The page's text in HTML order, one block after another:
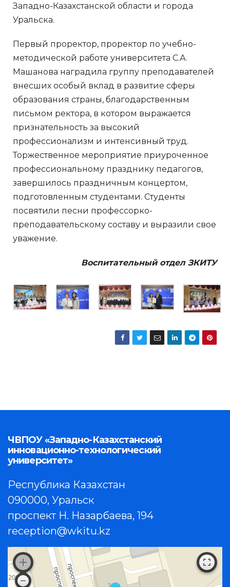
Западно-Казахстанской области и города
Уральска.
Первый проректор, проректор по учебно-
методической работе университета С.А.
Машанова наградила группу преподавателей
внесших особый вклад в развитие сферы
образования страны, благодарственным
письмом ректора, в котором выражается
признательность за высокий
профессионализм и интенсивный труд.
Торжественное мероприятие приуроченное
профессиональному празднику педагогов,
завершилось праздничным концертом,
подготовленным студентами. Студенты
посвятили песни профессорко-
преподавательскому составу и выразили свое
уважение.
Воспитательный отдел ЗКИТУ
ЧВПОУ «Западно-Казахстанский
инновационно-технологический
университет»
Республика Казахстан
090000, Уральск
проспект Н. Назарбаева, 194
reception@wkitu.kz